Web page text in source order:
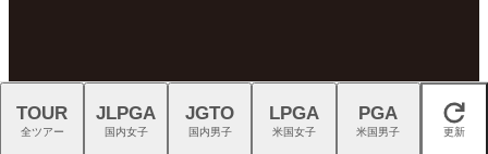
閉じる
TOUR
全ツアー
JLPGA
国内女子
JGTO
国内男子
LPGA
米国女子
PGA
米国男子 更新